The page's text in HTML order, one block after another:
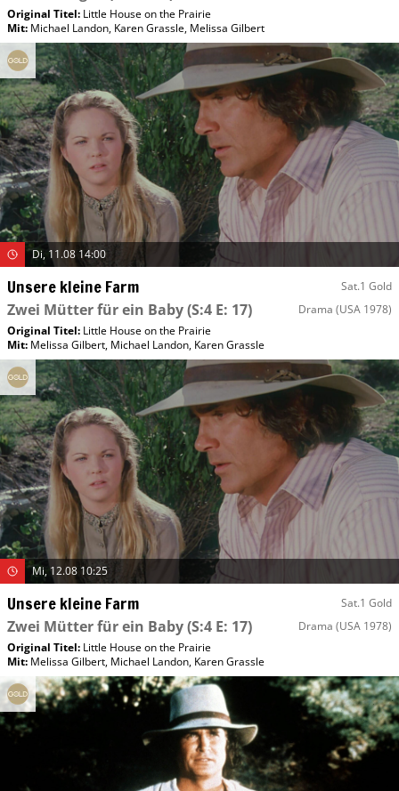
Original Titel: Little House on the Prairie
Mit: Michael Landon, Karen Grassle, Melissa Gilbert
Di, 11.08 14:00
Unsere kleine Farm Sat.1 Gold
Zwei Mütter für ein Baby(S:4 E: 17) Drama (USA 1978)
Original Titel: Little House on the Prairie
Mit: Melissa Gilbert, Michael Landon, Karen Grassle
Mi, 12.08 10:25
Unsere kleine Farm Sat.1 Gold
Zwei Mütter für ein Baby(S:4 E: 17) Drama (USA 1978)
Original Titel: Little House on the Prairie
Mit: Melissa Gilbert, Michael Landon, Karen Grassle